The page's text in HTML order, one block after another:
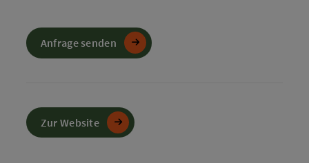
Anfrage senden
Zur Website